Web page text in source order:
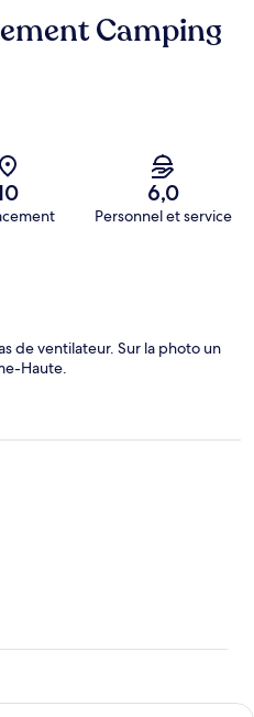
Camping
6,0
Personnel et service
de ventilateur. Sur la photo un
Haute.